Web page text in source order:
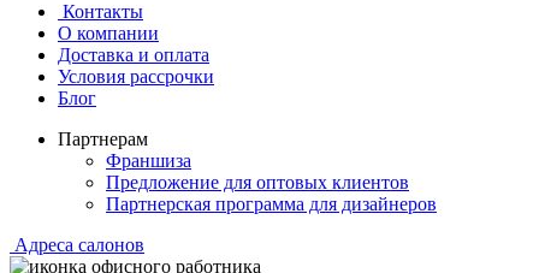
Контакты
О компании
Доставка и оплата
Условия рассрочки
Блог
Партнерам
Франшиза
Предложение для оптовых клиентов
Партнерская программа для дизайнеров
Адреса салонов